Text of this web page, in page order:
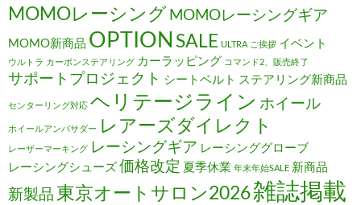
MOMOレーシングMOMOレーシングギア
MOMO新商品 OPTION SALE ULTRA ご挨拶 イベント
ウルトラ カーボンステアリング カーラッピング コマンド2、販売終了
サポートプロジェクト シートベルト ステアリング新商品
センターリング対応 ヘリテージライン ホイール
ホイールアンバサダー レアーズダイレクト
レーザーマーキング レーシングギア レーシンググローブ
レーシングシューズ価格改定 夏季休業 年末年始SALE 新商品
新製品 東京オートサロン2026雑誌掲載